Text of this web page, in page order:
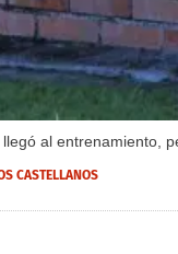
al entrenamiento,
CASTELLANOS